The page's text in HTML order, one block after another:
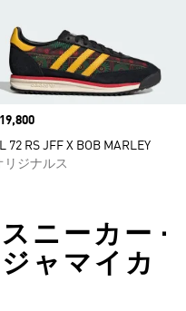
格
72 RS JFF X BOB MARLEY
リジナルス
ニーカー •
ャマイカ